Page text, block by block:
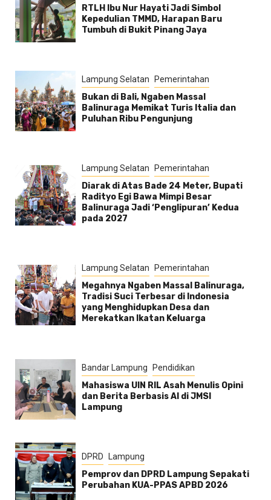
RTLH Ibu Nur Hayati Jadi Simbol
Kepedulian TMMD, Harapan Baru
Tumbuh di Bukit Pinang Jaya
Lampung Selatan Pemerintahan
Bukan di Bali, Ngaben Massal
Balinuraga Memikat Turis Italia dan
Puluhan Ribu Pengunjung
Lampung Selatan Pemerintahan
Diarak di Atas Bade 24 Meter, Bupati
Radityo Egi Bawa Mimpi Besar
Balinuraga Jadi ‘Penglipuran’ Kedua
pada 2027
Lampung Selatan Pemerintahan
Megahnya Ngaben Massal Balinuraga,
Tradisi Suci Terbesar di Indonesia
yang Menghidupkan Desa dan
Merekatkan Ikatan Keluarga
Bandar Lampung Pendidikan
Mahasiswa UIN RIL Asah Menulis Opini
dan Berita Berbasis AI di JMSI
Lampung
DPRD Lampung
Pemprov dan DPRD Lampung Sepakati
Perubahan KUA-PPAS APBD 2026